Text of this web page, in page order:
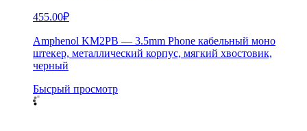
455.00₽
Amphenol KM2PB — 3.5mm Phone кабельный моно
штекер, металлический корпус, мягкий хвостовик,
черный
Бысрый просмотр